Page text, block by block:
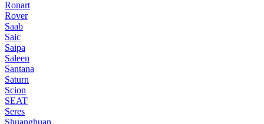
Ronart
Rover
Saab
Saic
Saipa
Saleen
Santana
Saturn
Scion
SEAT
Seres
Shuanghuan